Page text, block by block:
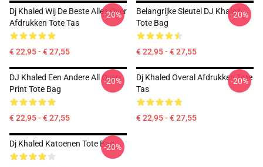
Dj Khaled Wij De Beste Alles Over
Afdrukken Tote Tas
€ 22,95 - € 27,55
-20%
Belangrijke Sleutel DJ Khaled
Tote Bag
€ 22,95 - € 27,55
-20%
DJ Khaled Een Andere All Over
Print Tote Bag
€ 22,95 - € 27,55
-20%
Dj Khaled Overal Afdrukken Tote
Tas
€ 22,95 - € 27,55
-20%
Dj Khaled Katoenen Tote Bag
-20%